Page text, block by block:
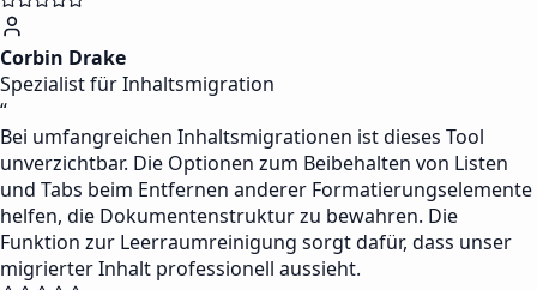
Corbin Drake
Spezialist für Inhaltsmigration
“
Bei umfangreichen Inhaltsmigrationen ist dieses Tool
unverzichtbar. Die Optionen zum Beibehalten von Listen
und Tabs beim Entfernen anderer Formatierungselemente
helfen, die Dokumentenstruktur zu bewahren. Die
Funktion zur Leerraumreinigung sorgt dafür, dass unser
migrierter Inhalt professionell aussieht.